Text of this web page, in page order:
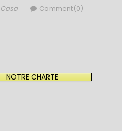
Author
Casa Comment(0)
NOTRE CHARTE